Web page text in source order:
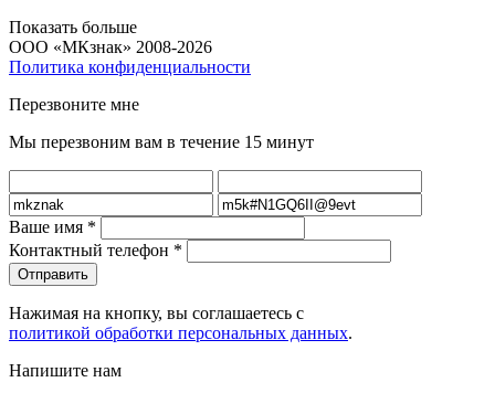
Показать больше
ООО «МКзнак» 2008-2026
Политика конфиденциальности
Перезвоните мне
Мы перезвоним вам в течение 15 минут
Ваше имя *
Контактный телефон *
Нажимая на кнопку, вы соглашаетесь с
политикой обработки персональных данных.
Напишите нам